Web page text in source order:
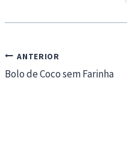
Navegação
de
ANTERIOR
Bolo de Coco sem Farinha